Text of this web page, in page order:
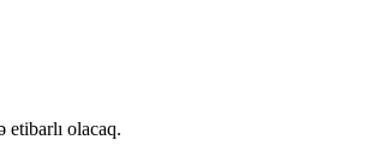
etibarlı olacaq.